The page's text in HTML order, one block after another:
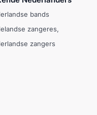
bands
zangeres
zangers